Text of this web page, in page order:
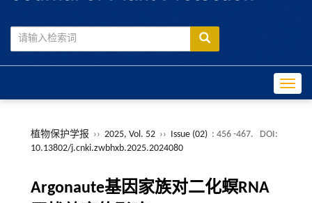
植物保护学报 ›› 2025, Vol. 52 ›› Issue (02) : 456 -467.
DOI:
10.13802/j.cnki.zwbhxb.2025.2024080
Argonaute基因家族对二化螟RNA